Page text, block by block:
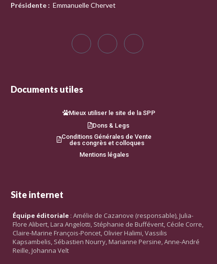
Présidente : Emmanuelle Chervet
Documents utiles
Mieux utiliser le site de la SPP
Dons & Legs
Conditions Générales de Vente
des congrès et colloques
Mentions légales
Site internet
Équipe éditoriale : Amélie de Cazanove (responsable), Julia-
Flore Alibert, Lara Angelotti, Stéphanie de Buffévent, Cécile Corre,
Claire-Marine François-Poncet, Olivier Halimi, Vassilis
Kapsambelis, Sébastien Nourry, Marianne Persine, Anne-André
Reille, Johanna Velt